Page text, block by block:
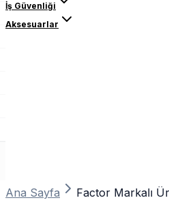
İş Güvenliği
Aksesuarlar
Ana Sayfa Factor Markalı